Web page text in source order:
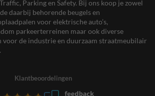
Parking en Safety. Bij ons koop je zowel
daarbij behorende beugels en
voor elektrische auto’s,
parkeerterreinen maar ook diverse
de industrie en duurzaam straatmeubilair
Klantbeoordelingen